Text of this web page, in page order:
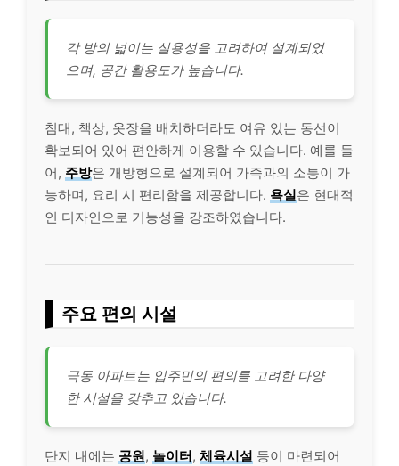
각 방의 넓이는 실용성을 고려하여 설계되었
으며, 공간 활용도가 높습니다.
침대, 책상, 옷장을 배치하더라도 여유 있는 동선이
확보되어 있어 편안하게 이용할 수 있습니다. 예를 들
어, 주방은 개방형으로 설계되어 가족과의 소통이 가
능하며, 요리 시 편리함을 제공합니다. 욕실은 현대적
인 디자인으로 기능성을 강조하였습니다.
주요 편의 시설
극동 아파트는 입주민의 편의를 고려한 다양
한 시설을 갖추고 있습니다.
단지 내에는 공원, 놀이터, 체육시설 등이 마련되어